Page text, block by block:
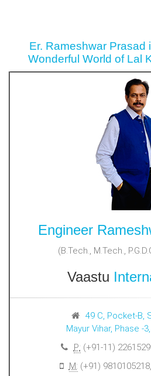
Er. Rameshwar Prasad
Wonderful World of Lal
Engineer
(B.Tech., M.Tech.,
Vaastu
49 C, Pocket-B,
Mayur Vihar, Phase -
P: (+91-11)
M: (+91)